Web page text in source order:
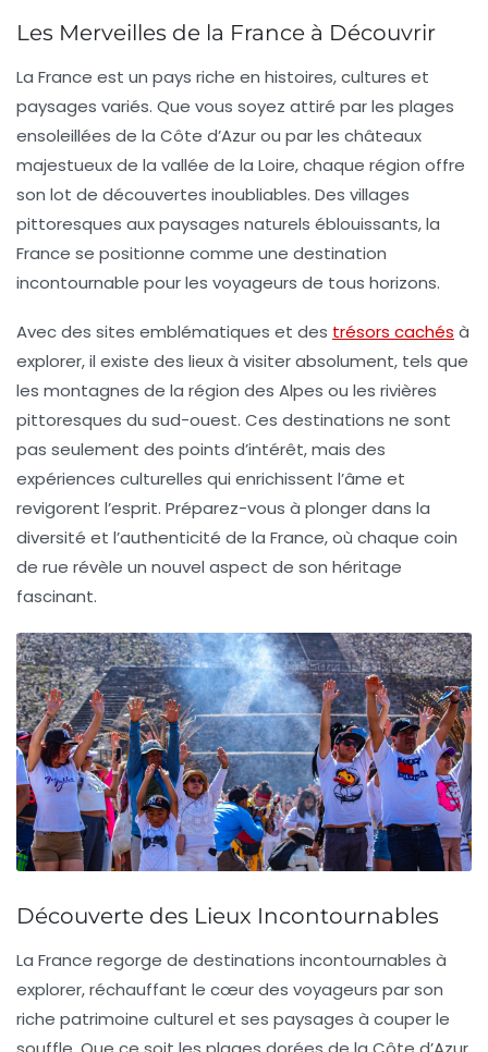
Les Merveilles de la France à Découvrir
La France est un pays riche en histoires,cultures et
paysages variés. Que vous soyez attiré par les plages
ensoleillées de la Côte d’Azur ou par les châteaux
majestueuxde la vallée de la Loire, chaque région offre
son lot de découvertes inoubliables. Des villages
pittoresques auxpaysages naturels éblouissants, la
France se positionne comme une destination
incontournable pour les voyageurs de tous horizons.
Avec des sites emblématiques et des trésors cachés à
explorer, il existe des lieux à visiterabsolument, tels que
les montagnes de la région des Alpes ou les rivières
pittoresques du sud-ouest. Ces destinations ne sont
pas seulement des points d’intérêt, mais des
expériences culturelles qui enrichissent l’âme et
revigorent l’esprit. Préparez-vous à plonger dans la
diversité et l’authenticité de la France, où chaque coin
de rue révèle un nouvel aspect de son héritage
fascinant.
Découverte des Lieux Incontournables
La France regorge de destinations incontournables à
explorer, réchauffant le cœur des voyageurs par son
riche patrimoine culturel et ses paysages à couper le